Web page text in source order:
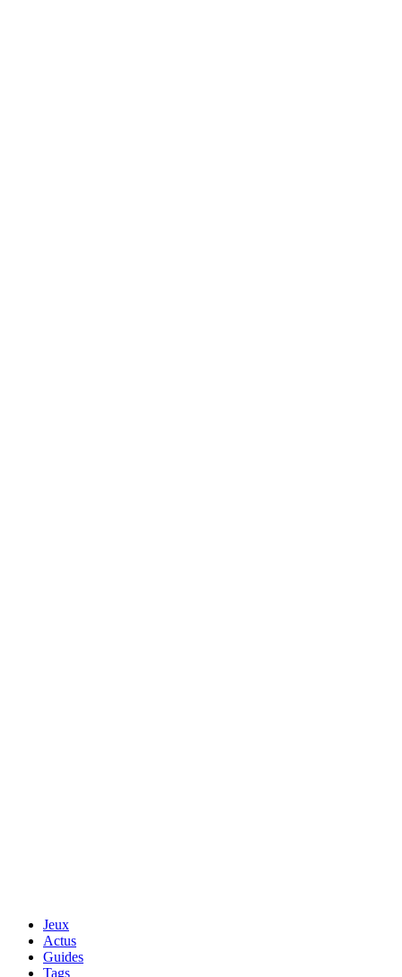
Jeux
Actus
Guides
Tags